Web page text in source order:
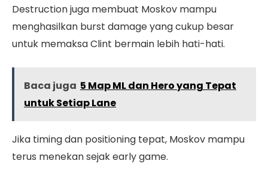
Destruction juga membuat Moskov mampu
menghasilkan burst damage yang cukup besar
untuk memaksa Clint bermain lebih hati-hati.
Baca juga 5 Map ML dan Hero yang Tepat
untuk Setiap Lane
Jika timing dan positioning tepat, Moskov mampu
terus menekan sejak early game.